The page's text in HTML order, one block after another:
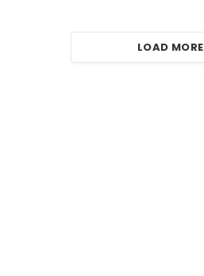
LOAD MORE